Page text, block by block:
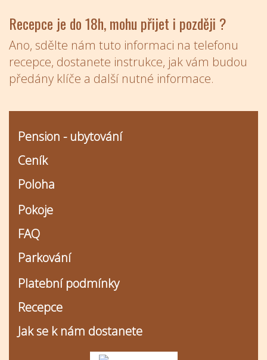
Recepce je do 18h, mohu přijet i později ?
Ano, sdělte nám tuto informaci na telefonu
recepce, dostanete instrukce, jak vám budou
předány klíče a další nutné informace.
Pension - ubytování
Ceník
Poloha
Pokoje
FAQ
Parkování
Platební podmínky
Recepce
Jak se k nám dostanete